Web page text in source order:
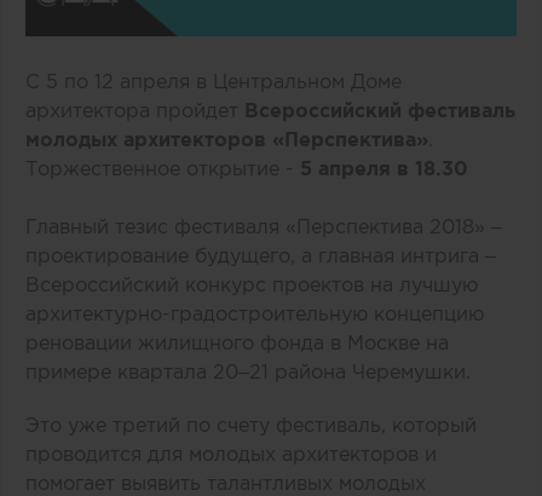
С 5 по 12 апреля в Центральном Доме
архитектора пройдет Всероссийский фестиваль
молодых архитекторов «Перспектива»
Торжественное открытие - 5 апреля в 18.30
Главный тезис фестиваля «Перспектива 2018» –
проектирование будущего, а главная интрига –
Всероссийский конкурс проектов на лучшую
архитектурно-градостроительную концепцию
реновации жилищного фонда в Москве на
примере квартала 20–21 района Черемушки.
Это уже третий по счету фестиваль, который
проводится для молодых архитекторов и
помогает выявить талантливых молодых